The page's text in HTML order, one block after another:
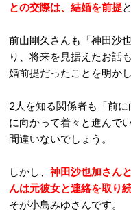
との交際は、結婚を前提
前山剛久さんも「神田沙
り、将来を見据えたお話
婚前提だったことを明か
2人を知る関係者も「前
に向かって着々と進んで
間違いないでしょう。
しかし、 神田沙也加さん
んは元彼女と連絡を取り
そが小島みゆさんです。